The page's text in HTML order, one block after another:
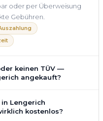
oder per Überweisung
Gebühren.
keinen TÜV —
angekauft?
abgelaufenem TÜV oder
in Lengerich an. Der
Lengerich
kostenlos?